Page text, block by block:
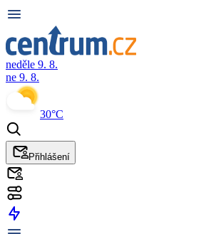
neděle 9. 8.
ne 9. 8.
30°C
Přihlášení